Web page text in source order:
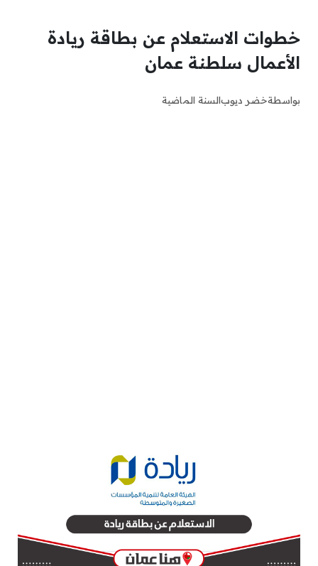
خطوات الاستعلام عن بطاقة ريادة
الأعمال سلطنة عمان
بواسطةخضر ديوبالسنة الماضية